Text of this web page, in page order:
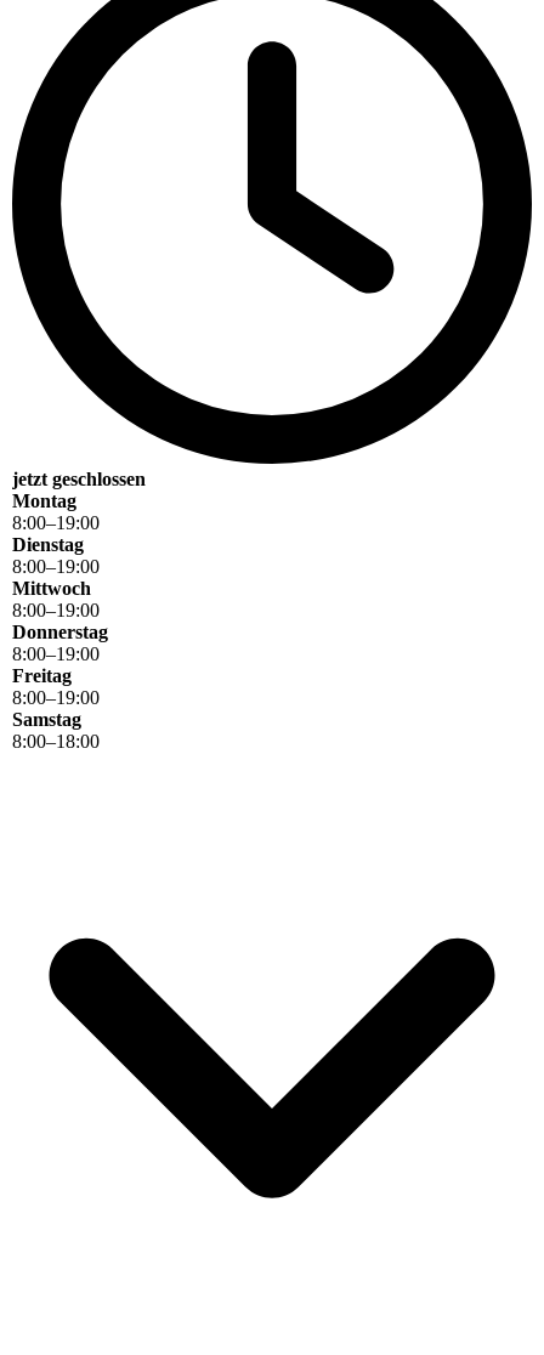
jetzt geschlossen
Montag
8:00–19:00
Dienstag
8:00–19:00
Mittwoch
8:00–19:00
Donnerstag
8:00–19:00
Freitag
8:00–19:00
Samstag
8:00–18:00